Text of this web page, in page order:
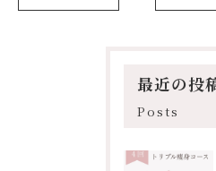
最近の投
Posts